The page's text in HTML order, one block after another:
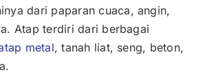
dari paparan cuaca, angin,
Atap terdiri dari berbagai
metal, tanah liat, seng, beton,